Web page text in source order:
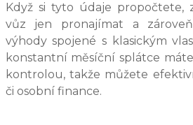
Když si tyto údaje propočtete,
vůz jen pronajímat a
výhody spojené s klasickým
konstantní měsíční splátce
kontrolou, takže můžete
či osobní finance.